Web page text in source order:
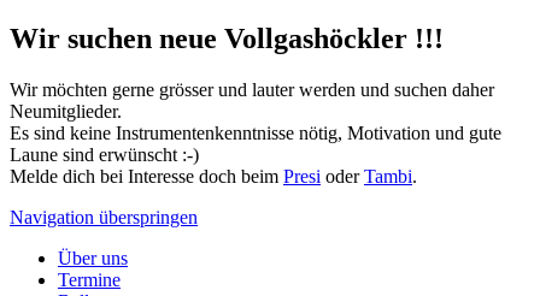
Wir suchen neue Vollgashöckler !!!
Wir möchten gerne grösser und lauter werden und suchen daher
Neumitglieder.
Es sind keine Instrumentenkenntnisse nötig, Motivation und gute
Laune sind erwünscht :-)
Melde dich bei Interesse doch beim Presi oderTambi.
Navigation überspringen
Über uns
Termine